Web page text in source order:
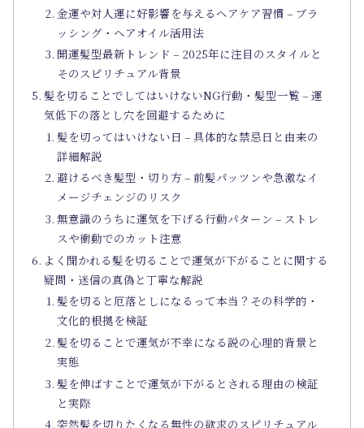
金運や対人運に好影響を与えるヘアケア習慣 – ブラ
ッシング・ヘアオイル活用法
開運髪型最新トレンド – 2025年に注目のスタイルと
そのスピリチュアル背景
髪を切ることでしてはいけないNG行動・髪型一覧 – 運
気低下の落とし穴を回避するために
髪を切ってはいけない日 – 具体的な禁忌日と由来の
詳細解説
避けるべき髪型・切り方 – 前髪パッツンや急激なイ
メージチェンジのリスク
無意識のうちに運気を下げる行動パターン – ストレ
スや衝動でのカット注意
よく聞かれる髪を切ることで運気が下がることに関する
疑問・迷信の真偽と丁寧な解説
髪を切ると厄落としになるって本当？その科学的・
文化的根拠を検証
髪を切ることで運気が不幸になる説の心理的背景と
実態
髪を伸ばすことで運気が下がるとされる理由の検証
と実際
突然髪を切りたくなる無性の欲求のスピリチュアル